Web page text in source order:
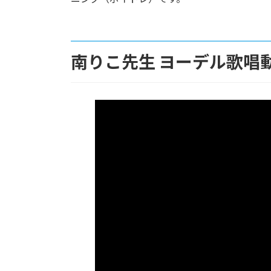
南りこ先生 ヨーデル歌唱